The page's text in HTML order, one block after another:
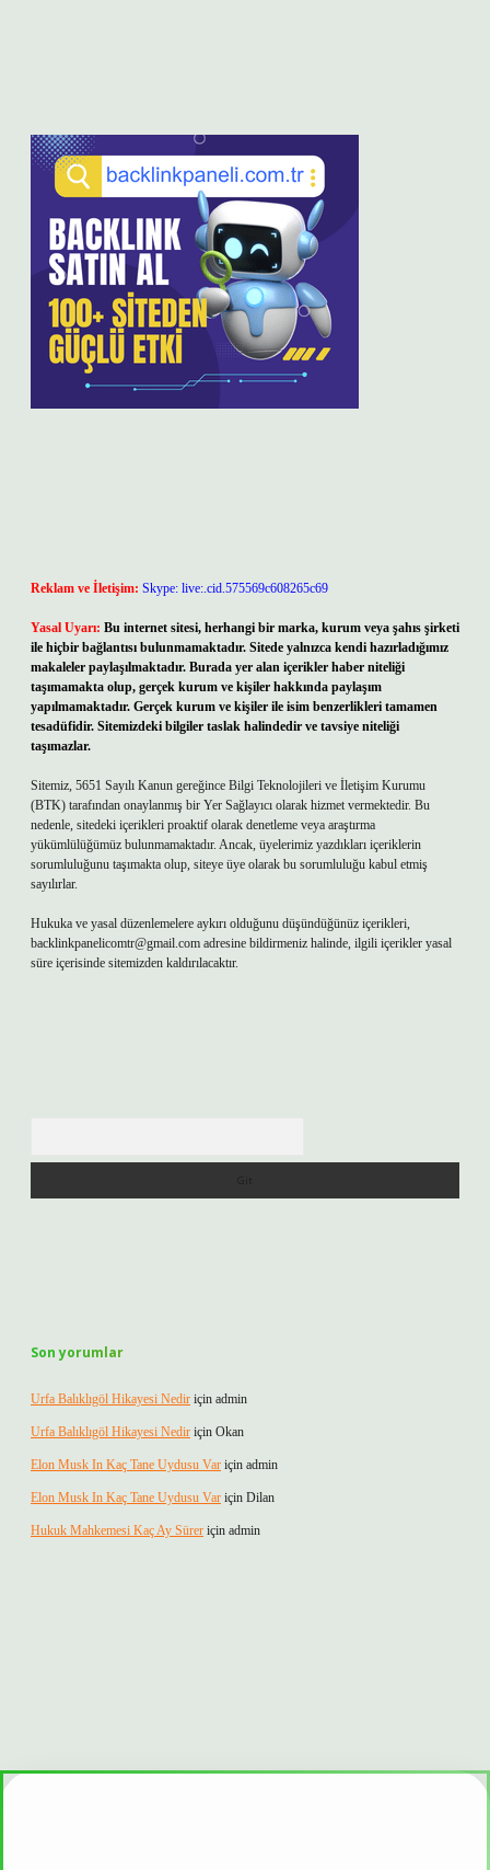
Reklam ve İletişim: Skype: live:.cid.575569c608265c69
Yasal Uyarı: Bu internet sitesi, herhangi bir marka, kurum veya şahıs şirketi
ile hiçbir bağlantısı bulunmamaktadır. Sitede yalnızca kendi hazırladığımız
makaleler paylaşılmaktadır. Burada yer alan içerikler haber niteliği
taşımamakta olup, gerçek kurum ve kişiler hakkında paylaşım
yapılmamaktadır. Gerçek kurum ve kişiler ile isim benzerlikleri tamamen
tesadüfidir. Sitemizdeki bilgiler taslak halindedir ve tavsiye niteliği
taşımazlar.
Sitemiz, 5651 Sayılı Kanun gereğince Bilgi Teknolojileri ve İletişim Kurumu
(BTK) tarafından onaylanmış bir Yer Sağlayıcı olarak hizmet vermektedir. Bu
nedenle, sitedeki içerikleri proaktif olarak denetleme veya araştırma
yükümlülüğümüz bulunmamaktadır. Ancak, üyelerimiz yazdıkları içeriklerin
sorumluluğunu taşımakta olup, siteye üye olarak bu sorumluluğu kabul etmiş
sayılırlar.
Hukuka ve yasal düzenlemelere aykırı olduğunu düşündüğünüz içerikleri,
backlinkpanelicomtr@gmail.com adresine bildirmeniz halinde, ilgili içerikler yasal
süre içerisinde sitemizden kaldırılacaktır.
Son yorumlar
Urfa Balıklıgöl Hikayesi Nedir için admin
Urfa Balıklıgöl Hikayesi Nedir için Okan
Elon Musk In Kaç Tane Uydusu Var için admin
Elon Musk In Kaç Tane Uydusu Var için Dilan
Hukuk Mahkemesi Kaç Ay Sürer için admin